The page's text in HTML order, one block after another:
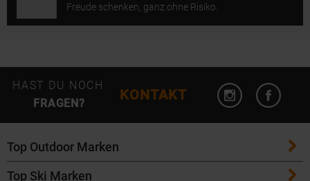
Freude schenken, ganz ohne Risiko.
HAST DU NOCH
FRAGEN?
KONTAKT
Instagram
Top Outdoor Marken
Patagonia
Top Ski Marken